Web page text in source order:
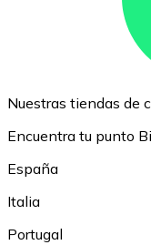
Nuestras tiendas de
Encuentra tu punto
España
Italia
Portugal